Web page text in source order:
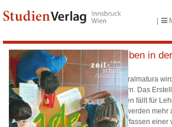
Schreiben in
Die Zentralmatura
verändern. Das
Prüfungen fällt für
und sie werden mehr
beim Verfassen einer